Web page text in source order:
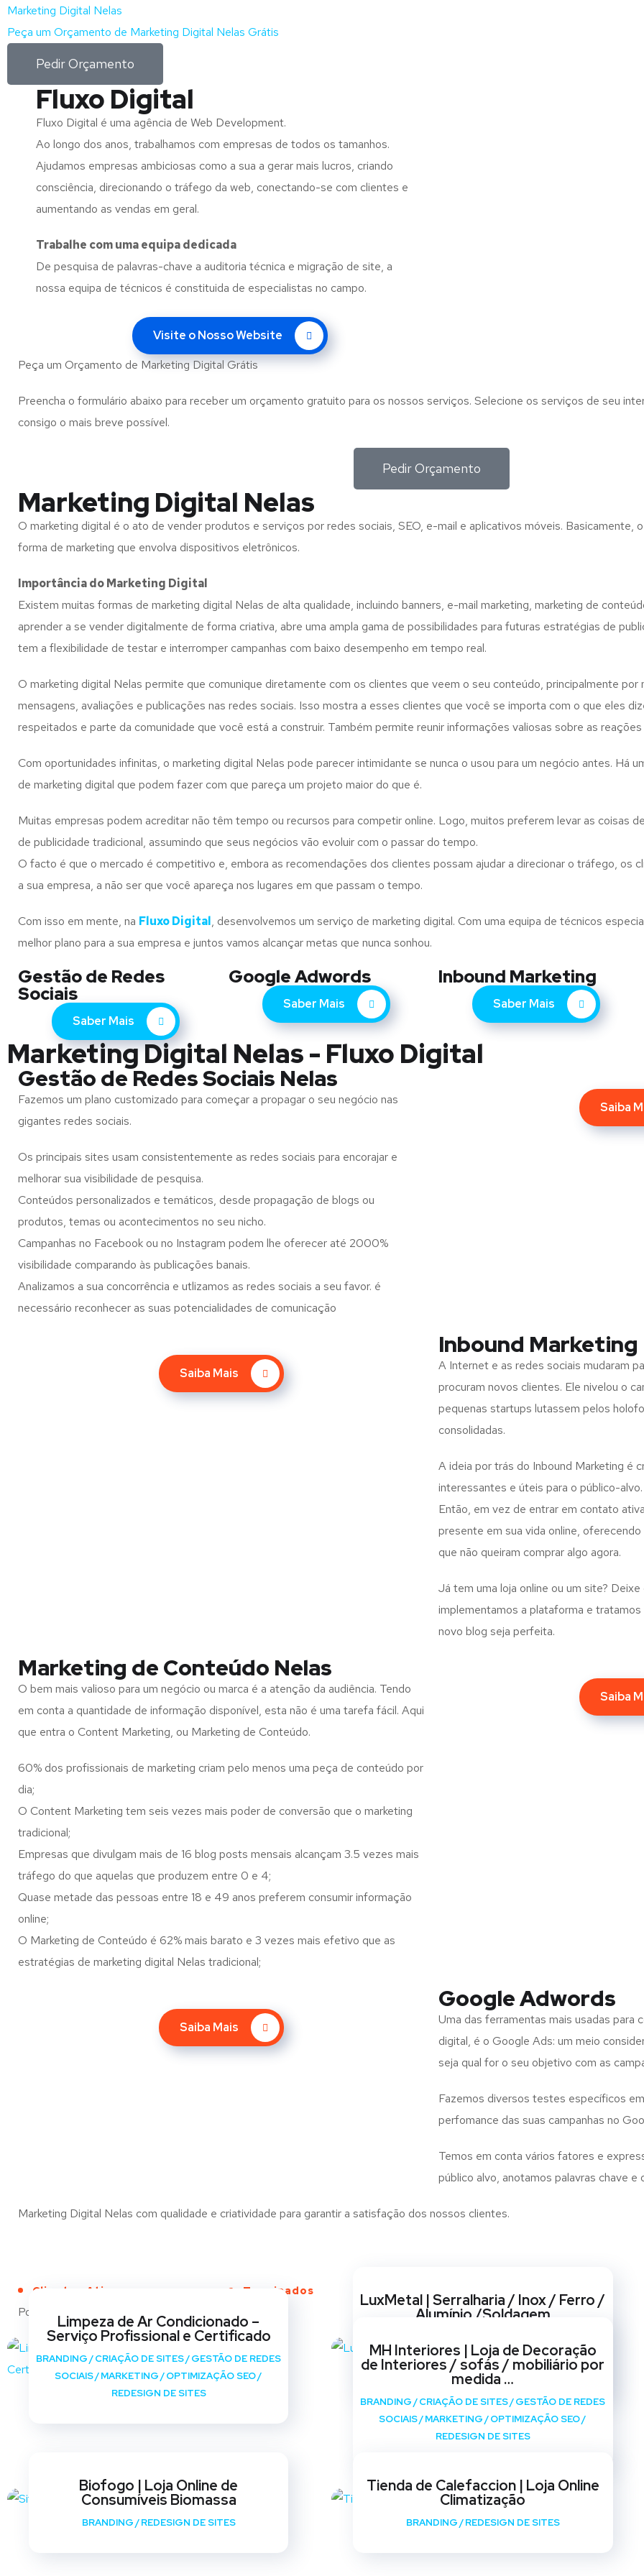
Marketing Digital Nelas
Peça um Orçamento de Marketing Digital Nelas Grátis
Pedir Orçamento
Fluxo Digital
Fluxo Digital é uma agência de Web Development.
Ao longo dos anos, trabalhamos com empresas de todos os tamanhos.
Ajudamos empresas ambiciosas como a sua a gerar mais lucros, criando
consciência, direcionando o tráfego da web, conectando-se com clientes e
aumentando as vendas em geral.
Trabalhe com umaequipa dedicada
De pesquisa de palavras-chave a auditoria técnica e migração de site, a
nossa equipa de técnicos é constituida de especialistas no campo.
Visite o Nosso Website
Peça um Orçamento de Marketing Digital Grátis
Preencha o formulário abaixo para receber um orçamento gratuito para os nossos serviços. Selecione os serviços de seu
consigo o mais breve possível.
Pedir Orçamento
Marketing Digital Nelas
O marketing digital é o ato de vender produtos e serviços por redes sociais, SEO, e-mail e aplicativos móveis. Basicamente,
forma de marketing que envolva dispositivos eletrônicos.
Importância do Marketing Digital
Existem muitas formas de marketing digital Nelas de alta qualidade, incluindo banners, e-mail marketing, marketing de
aprender a se vender digitalmente de forma criativa, abre uma ampla gama de possibilidades para futuras estratégias de
tem a flexibilidade de testar e interromper campanhas com baixo desempenho em tempo real.
O marketing digital Nelas permite que comunique diretamente com os clientes que veem o seu conteúdo, principalmente
mensagens, avaliações e publicações nas redes sociais. Isso mostra a esses clientes que você se importa com o que eles
respeitados e parte da comunidade que você está a construir. Também permite reunir informações valiosas sobre as
Com oportunidades infinitas, o marketing digital Nelas pode parecer intimidante se nunca o usou para um negócio antes. Há
de marketing digital que podem fazer com que pareça um projeto maior do que é.
Muitas empresas podem acreditar não têm tempo ou recursos para competir online. Logo, muitos preferem levar as coisas
de publicidade tradicional, assumindo que seus negócios vão evoluir com o passar do tempo.
O facto é que o mercado é competitivo e, embora as recomendações dos clientes possam ajudar a direcionar o tráfego, os
a sua empresa, a não ser que você apareça nos lugares em que passam o tempo.
Com isso em mente, na Fluxo Digital, desenvolvemos um serviço de marketing digital. Com uma equipa de técnicos
melhor plano para a sua empresa e juntos vamos alcançar metas que nunca sonhou.
Gestão de Redes
Sociais
Saber Mais
Google Adwords
Saber Mais
Inbound Marketing
Saber Mais
Marketing Digital Nelas - Fluxo Digital
Gestão de Redes Sociais Nelas
Fazemos um plano customizado para começar a propagar o seu negócio nas
gigantes redes sociais.
Os principais sites usam consistentemente as redes sociais para encorajar e
melhorar sua visibilidade de pesquisa.
Conteúdos personalizados e temáticos, desde propagação de blogs ou
produtos, temas ou acontecimentos no seu nicho.
Campanhas no Facebook ou no Instagram podem lhe oferecer até 2000%
visibilidade comparando às publicações banais.
Analizamos a sua concorrência e utlizamos as redes sociais a seu favor. é
necessário reconhecer as suas potencialidades de comunicação
Saiba
Saiba Mais
Inbound Marketing
A Internet e as redes sociais mudaram
procuram novos clientes. Ele nivelou o
pequenas startups lutassem pelos
consolidadas.
A ideia por trás do Inbound Marketing é
interessantes e úteis para o público-alvo.
Então, em vez de entrar em contato
presente em sua vida online,
que não queiram comprar algo agora.
Já tem uma loja online ou um site?
implementamos a plataforma e
novo blog seja perfeita.
Marketing de Conteúdo Nelas
O bem mais valioso para um negócio ou marca é a atenção da audiência. Tendo
em conta a quantidade de informação disponível, esta não é uma tarefa fácil. Aqui
que entra o Content Marketing, ou Marketing de Conteúdo.
60% dos profissionais de marketing criam pelo menos uma peça de conteúdo por
dia;
O Content Marketing tem seis vezes mais poder de conversão que o marketing
tradicional;
Empresas que divulgam mais de 16 blog posts mensais alcançam 3.5 vezes mais
tráfego do que aquelas que produzem entre 0 e 4;
Quase metade das pessoas entre 18 e 49 anos preferem consumir informação
online;
O Marketing de Conteúdo é 62% mais barato e 3 vezes mais efetivo que as
estratégias de marketing digital Nelas tradicional;
Saiba
Saiba Mais
Google Adwords
Uma das ferramentas mais usadas para
digital, é o Google Ads: um meio
seja qual for o seu objetivo com as
Fazemos diversos testes específicos
perfomance das suas campanhas no
Temos em conta vários fatores e
público alvo, anotamos palavras chave
Marketing Digital Nelas com qualidade e criatividade para garantir a satisfação dos nossos clientes.
Clientes Ativos Terminados
Portfólio
Limpeza de Ar Condicionado –
Serviço Profissional e Certificado
BRANDING/CRIAÇÃO DE SITES/GESTÃO DE REDES
SOCIAIS/MARKETING/OPTIMIZAÇÃO SEO/
REDESIGN DE SITES
LuxMetal | Serralharia / Inox / Ferro /
Alumínio /Soldagem
SOCIAIS/ MARKETING/OPTIMIZAÇÃO SEO/
REDESIGN DE SITES
MH Interiores | Loja de Decoração
de Interiores / sofás / mobiliário por
medida …
BRANDING /CRIAÇÃO DE SITES/GESTÃO DE REDES
SOCIAIS/MARKETING/OPTIMIZAÇÃO SEO/
REDESIGN DE SITES
Biofogo | Loja Online de
Consumíveis Biomassa
BRANDING/REDESIGN DE SITES
Tienda de Calefaccion | Loja Online
Climatização
BRANDING/REDESIGN DE SITES